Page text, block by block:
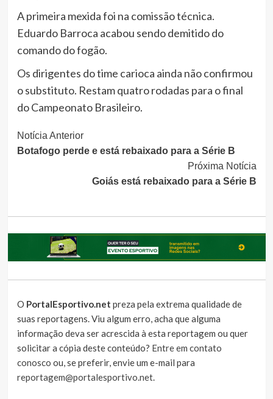
A primeira mexida foi na comissão técnica.
Eduardo Barroca acabou sendo demitido do
comando do fogão.
Os dirigentes do time carioca ainda não confirmou
o substituto. Restam quatro rodadas para o final
do Campeonato Brasileiro.
Continue
Lendo
Notícia Anterior
Botafogo perde e está rebaixado para a Série B
Próxima Notícia
Goiás está rebaixado para a Série B
O PortalEsportivo.net preza pela extrema qualidade de
suas reportagens. Viu algum erro, acha que alguma
informação deva ser acrescida à esta reportagem ou quer
solicitar a cópia deste conteúdo? Entre em contato
conosco ou, se preferir, envie um e-mail para
reportagem@portalesportivo.net.